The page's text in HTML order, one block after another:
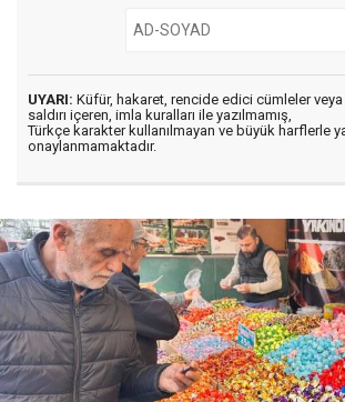
UYARI: Küfür, hakaret, rencide edici cümleler
saldırı içeren, imla kuralları ile yazılmamış,
Türkçe karakter kullanılmayan ve büyük harflerle
onaylanmamaktadır.